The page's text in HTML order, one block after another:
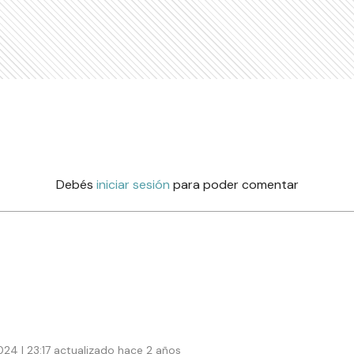
Debés iniciar sesión para poder comentar
| 23:17 actualizado hace 2 años